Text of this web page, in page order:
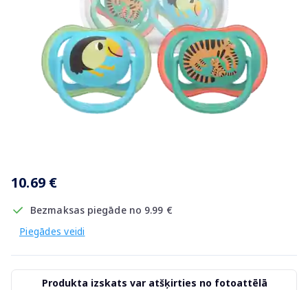
10.69 €
Bezmaksas piegāde no 9.99 €
Piegādes veidi
Produkta izskats var atšķirties no fotoattēlā